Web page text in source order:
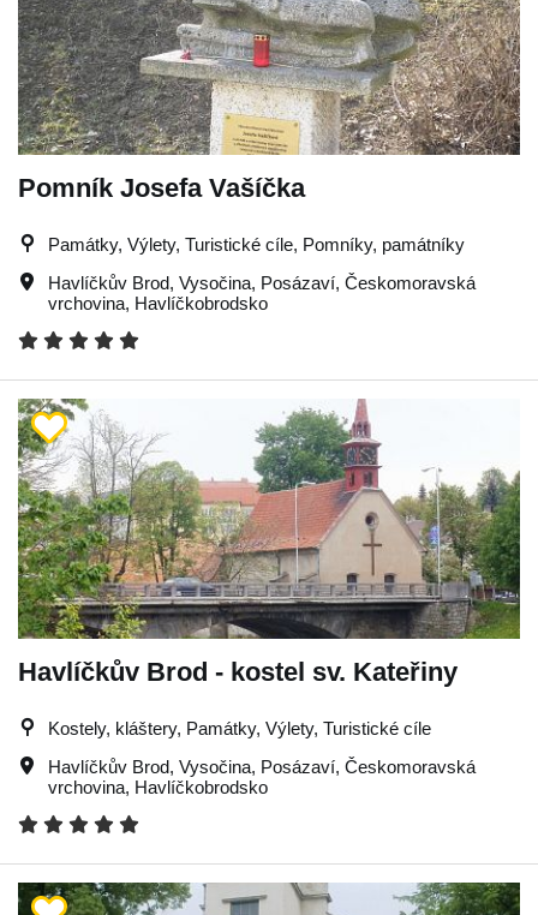
Pomník Josefa Vašíčka
Památky, Výlety, Turistické cíle, Pomníky, památníky
Havlíčkův Brod, Vysočina, Posázaví, Českomoravská
vrchovina, Havlíčkobrodsko
Havlíčkův Brod - kostel sv. Kateřiny
Kostely, kláštery, Památky, Výlety, Turistické cíle
Havlíčkův Brod, Vysočina, Posázaví, Českomoravská
vrchovina, Havlíčkobrodsko